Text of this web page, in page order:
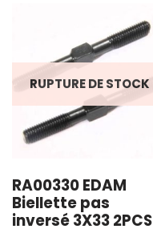
RUPTURE DE STOCK
RA00330 EDAM
Biellette pas
inversé 3X33 2PCS